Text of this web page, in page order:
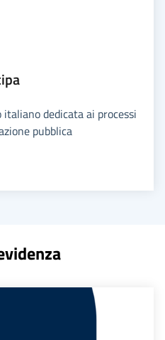
dedicata ai processi
pubblica